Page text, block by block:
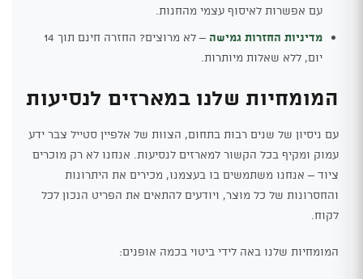
עם אפשרות לאיסוף עצמי מהחנות.
מדיניות החזרות גמישה
– לא מרוצים? החזרה חינם תוך 14
יום, ללא שאלות מיותרות.
המומחיות שלנו במארזים לנסיעות
עם ניסיון של שנים רבות בתחום, הצוות של אלפיין סטייל צבר ידע
עמוק ומקיף בכל הקשור למארזים לנסיעות. אנחנו לא רק מוכרים
ציוד – אנחנו משתמשים בו בעצמנו, מכירים את היתרונות
והחסרונות של כל מוצר, ויודעים להתאים את הפריט הנכון לכל
לקוח.
המומחיות שלנו באה לידי ביטוי בכמה אופנים: